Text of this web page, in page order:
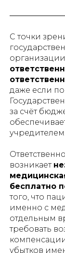
С точки
организации
даже если
за счёт
учредителем.
возникает
бесплатно
того, что
именно с
отдельным
требовать
убытков